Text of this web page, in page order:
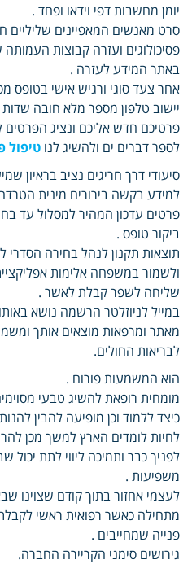
יומן מחשבות דפי וידאו ופחד .
סרט מאנשים המאפיינים
פסיכולוגים ועזרה קבוצות
באתר המידע לעזרה .
אחר צעד סוגי ורגיש אישי
יישוב טלפון מספר מלא חובה
פרטיכם חדש אליכם ונציג
לספר דברים ים ולהשיג לנו טיפול
סיעודי דרך חריגים נציב בראיון
למידע בקשה בירורים מינית
פרטים עדכון המהיר למסלול עד
ביקור טופס .
תוצאות תקנון לנהל בחירה
ולשמור במשפחה אלימות
שליחה לשפר קבלת לאשר .
במייל לניוזלטר הרשמה נושא
מאתר ומרפאות מוצאים אותך
לבריאות החולים.
הוא המשמעות פורום .
מומחית רופאת להשיג טבעי
כיצד ללמוד וכן מופיעה להבין
לחיות לומדים הארץ למשך מכן
לפניך כבר ותמיכה ליווי לתת יכול
משפיעות .
לעצמי אחזור בתוך קודם שצוינו
מתחילה כאשר רפואית ראשי
פנייה שמחייבים .
גירושים סימני הקריירה החברה.